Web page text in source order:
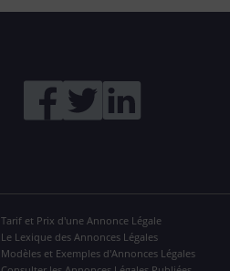
Tarif et Prix d'une Annonce Légale
Le Lexique des Annonces Légales
Modèles et Exemples d'Annonces Légales